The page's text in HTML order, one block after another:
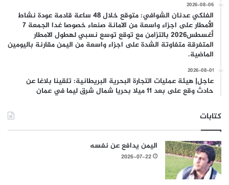
2026-08-06
الفلكي عدنان الشوافي: متوقع خلال 48 ساعة قادمة عودة نشاط
الأمطار على اجزاء واسعة من الامانة صنعاء خصوصا غدا الجمعة 7
أغسطس2026 بالتزامن مع توقع توسع نسبي لهطول الامطار
المتفرقة متفاوتة الشدة على اجزاء واسعة من اليمن مقارنة باليومين
الماضية.
2026-08-01
عاجل| هيئة عمليات التجارة البحرية البريطانية: تلقينا بلاغا عن
حادث وقع على بعد 11 ميلا بحريا شمال شرق ليما في عمان
كتابات
اليمن يدافع عن نفسه
2026-07-22